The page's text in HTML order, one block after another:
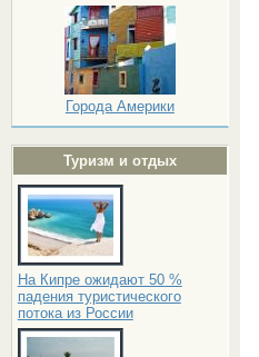
Города Америки
Туризм и отдых
На Кипре ожидают 50 %
падения туристического
потока из России